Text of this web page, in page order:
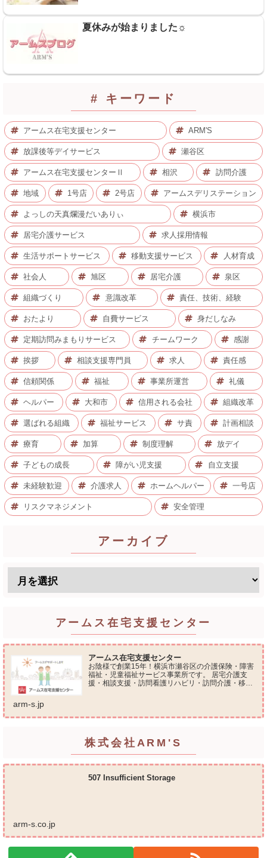
夏休みが始まりました☼
# キーワード
アームス在宅支援センター ARM'S
放課後等デイサービス 瀬谷区
アームス在宅支援センターⅡ 相沢 訪問介護
地域 1号店 2号店 アームスデリステーション
よっしの天真爛漫だいありぃ 横浜市
居宅介護サービス 求人採用情報
生活サポートサービス 移動支援サービス 人材育成
社会人 旭区 居宅介護 泉区
組織づくり 意識改革 責任、技術、経験
おたより 自費サービス 身だしなみ
定期訪問みまもりサービス チームワーク 感謝
挨拶 相談支援専門員 求人 責任感
信頼関係 福祉 事業所運営 礼儀
ヘルパー 大和市 信用される会社 組織改革
選ばれる組織 福祉サービス サ責 計画相談
療育 加算 制度理解 放デイ
子どもの成長 障がい児支援 自立支援
未経験歓迎 介護求人 ホームヘルパー 一号店
リスクマネジメント 安全管理
アーカイブ
アームス在宅支援センター
アームス在宅支援センター
お陰様で創業15年！横浜市瀬谷区の介護保険・障害
福祉・児童福祉サービス事業所です。 居宅介護支
援・相談支援・訪問看護リハビリ・訪問介護・移動
arm-s.jp
株式会社ARM'S
507 Insufficient Storage
arm-s.co.jp